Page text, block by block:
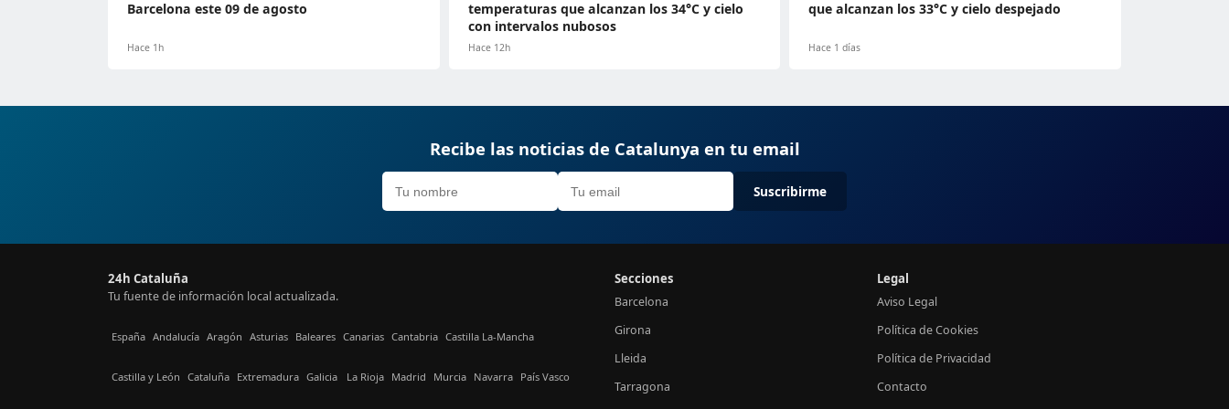
Barcelona este 09 de agosto
Hace 1h
temperaturas que alcanzan los 34°C y cielo
con intervalos nubosos
Hace 12h
que alcanzan los 33°C y cielo despejado
Hace 1 días
Recibe las noticias de Catalunya en tu email
Suscribirme
24h Cataluña
Tu fuente de información local actualizada.
España Andalucía Aragón Asturias Baleares Canarias Cantabria Castilla La-Mancha
Castilla y León Cataluña Extremadura Galicia La Rioja Madrid Murcia Navarra País Vasco
Secciones
Barcelona
Girona
Lleida
Tarragona
Legal
Aviso Legal
Política de Cookies
Política de Privacidad
Contacto